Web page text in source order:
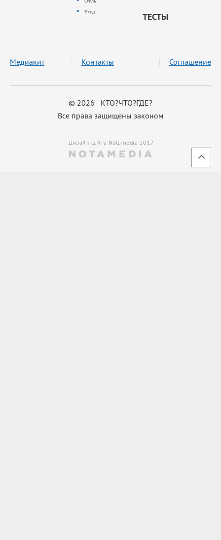
Уход
ТЕСТЫ
© 2026 КТО?ЧТО?ГДЕ?
Все права защищены законом
Медиакит Контакты Соглашение
Дизайн сайта Notamedia 2017